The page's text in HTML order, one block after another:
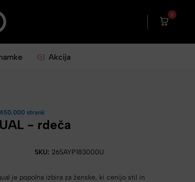
0
Akcija
strank
- rdeča
SKU: 26SAYP183000U
je popolna izbira za ženske, ki cenijo stil in